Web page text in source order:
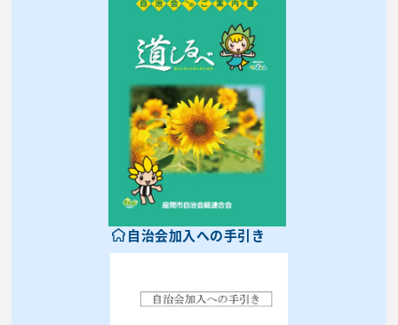
自治会加入への手引き